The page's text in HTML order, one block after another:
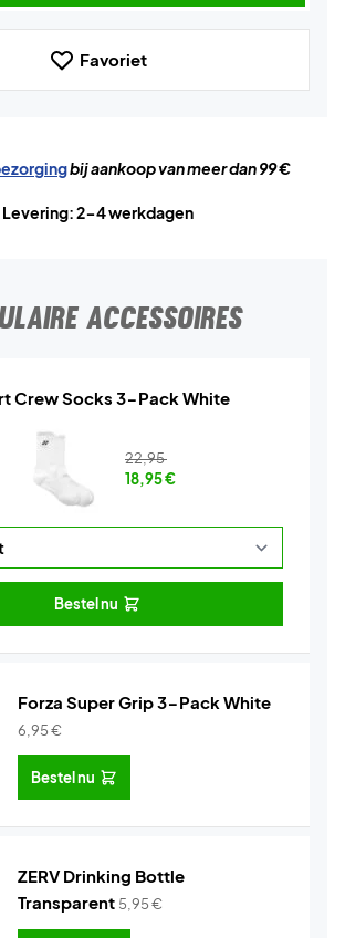
Favoriet
bij aankoop van meer dan 99 €
Levering: 2-4 werkdagen
ACCESSOIRES
Crew Socks 3-Pack White
22,95
18,95€
Bestel nu
Forza Super Grip 3-Pack White
6,95€
Bestel nu
ZERV Drinking Bottle
Transparent 5,95€